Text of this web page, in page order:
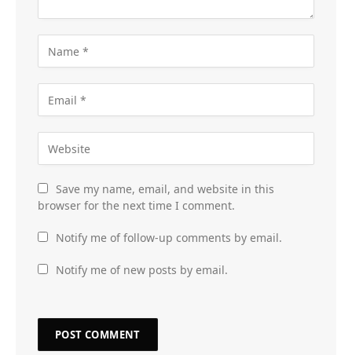
Save my name, email, and website in this
browser for the next time I comment.
Notify me of follow-up comments by email.
Notify me of new posts by email.